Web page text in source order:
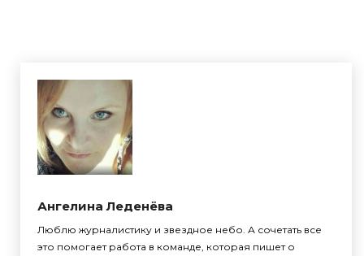
Ангелина Леденёва
Люблю журналистику и звездное небо. А сочетать все
это помогает работа в команде, которая пишет о